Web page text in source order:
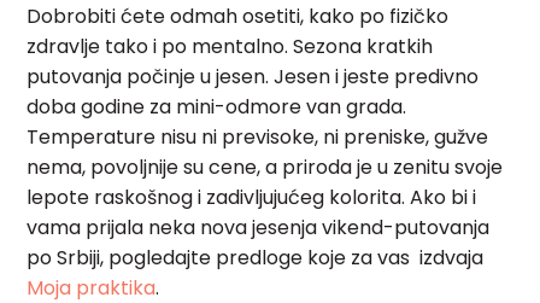
Dobrobiti ćete odmah osetiti, kako po fizičko
zdravlje tako i po mentalno. Sezona kratkih
putovanja počinje u jesen. Jesen i jeste predivno
doba godine za mini-odmore van grada.
Temperature nisu ni previsoke, ni preniske, gužve
nema, povoljnije su cene, a priroda je u zenitu svoje
lepote raskošnog i zadivljujućeg kolorita. Ako bi i
vama prijala neka nova jesenja vikend-putovanja
po Srbiji, pogledajte predloge koje za vas izdvaja
Moja praktika.